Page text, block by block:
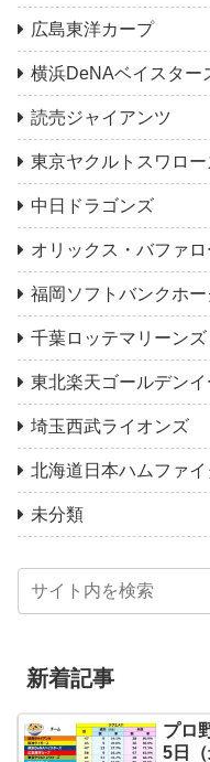
広島東洋カープ
横浜DeNAベイスター
読売ジャイアンツ
東京ヤクルトスワロー
中日ドラゴンズ
オリックス・バファ
福岡ソフトバンクホー
千葉ロッテマリーンズ
東北楽天ゴールデンイ
埼玉西武ライオンズ
北海道日本ハムファ
未分類
新着記事
プロ
5日（